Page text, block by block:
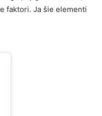
faktori. Ja šie elementi